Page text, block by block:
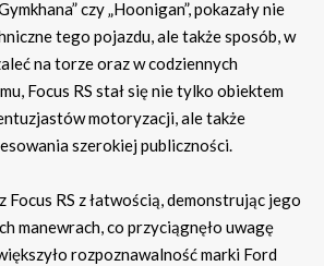
czy „Hoonigan”, pokazały nie
tego pojazdu, ale także sposób, w
na torze oraz w codziennych
Focus RS stał się nie tylko obiektem
motoryzacji, ale także
szerokiej publiczności.
Focus RS z łatwością, demonstrując jego
manewrach, co przyciągnęło uwagę
rozpoznawalność marki Ford